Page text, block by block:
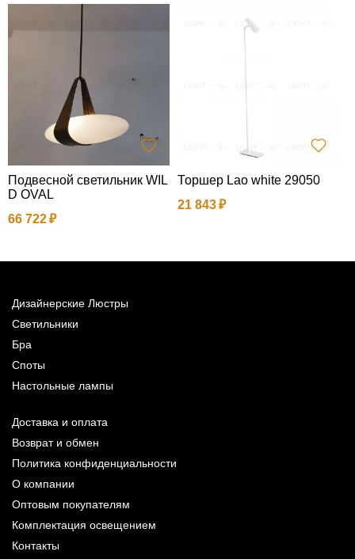
Подвесной светильник WIL
D OVAL
66 722
Торшер Lao white 29050
21 843
Дизайнерские Люстры
Светильники
Бра
Споты
Настольные лампы
Доставка и оплата
Возврат и обмен
Политика конфиденциальности
О компании
Оптовым покупателям
Комплектация освещением
Контакты